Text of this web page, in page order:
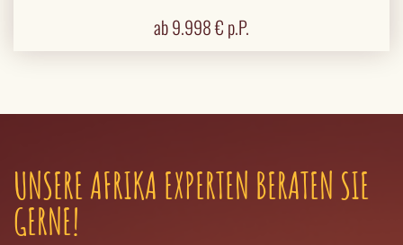
ab9.998€ p.P.
UNSERE AFRIKA EXPERTEN BERATEN SIE
GERNE!